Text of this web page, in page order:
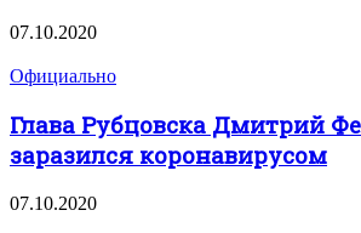
07.10.2020
Официально
Глава Рубцовска Дмитрий
заразился коронавирусом
07.10.2020